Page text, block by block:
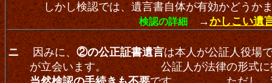
しかし検認では、遺言書自体が有効かどうかま
検認の詳細→かしこい遺
ニ因みに、②の公正証書遺言は本人が公証人役
が立会います。 公証人が法律の形式に従